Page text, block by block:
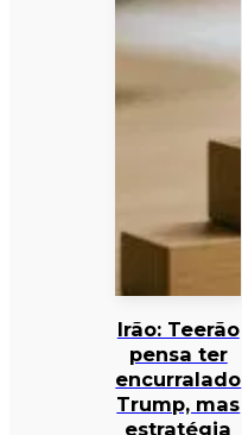
Irão: Teerão
pensa ter
encurralado
Trump, mas
estratégia